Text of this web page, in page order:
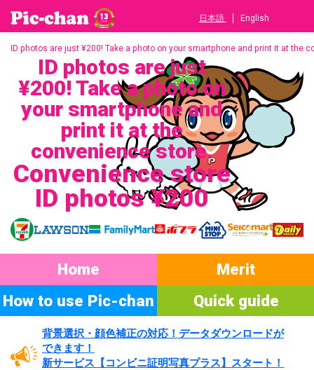
日本語 English
ID photos are just ¥200! Take a photo on your smartphone and print it at the
ID photos are just
¥200! Take a photo on
your smartphone and
print it at the
convenience store.
Convenience store
ID photos ¥200
Home
Merit
How to use Pic-chan
Quick guide
背景選択・ 顔色補正の対応！ データダウンロードが
できます！
新サービス 【コンビニ証明写真プラス】 スタート！